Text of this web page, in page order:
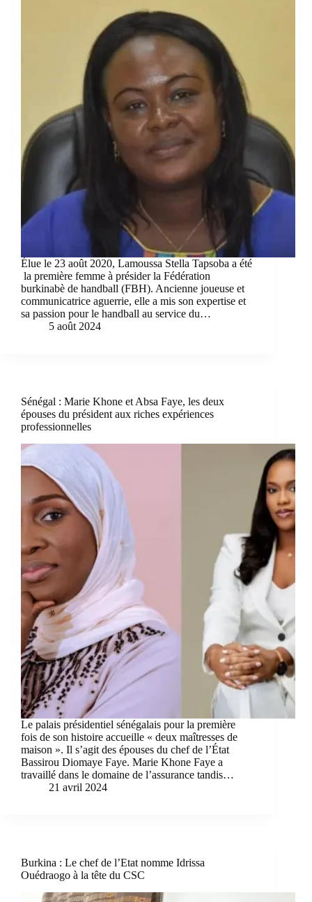
Élue le 23 août 2020, Lamoussa Stella Tapsoba a été
la première femme à présider la Fédération
burkinabè de handball (FBH). Ancienne joueuse et
communicatrice aguerrie, elle a mis son expertise et
sa passion pour le handball au service du…
5 août 2024
Sénégal : Marie Khone et Absa Faye, les deux
épouses du président aux riches expériences
professionnelles
Le palais présidentiel sénégalais pour la première
fois de son histoire accueille « deux maîtresses de
maison ». Il s’agit des épouses du chef de l’État
Bassirou Diomaye Faye. Marie Khone Faye a
travaillé dans le domaine de l’assurance tandis…
21 avril 2024
Burkina : Le chef de l’Etat nomme Idrissa
Ouédraogo à la tête du CSC